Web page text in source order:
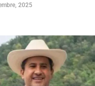
2025